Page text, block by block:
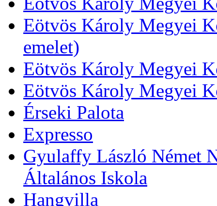
Eötvös Károly Megyei
emelet)
Eötvös Károly Megyei
Eötvös Károly Megyei
Érseki Palota
Expresso
Gyulaffy László Német
Általános Iskola
Hangvilla